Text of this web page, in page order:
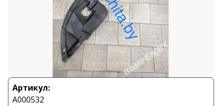
Артикул:
A000532